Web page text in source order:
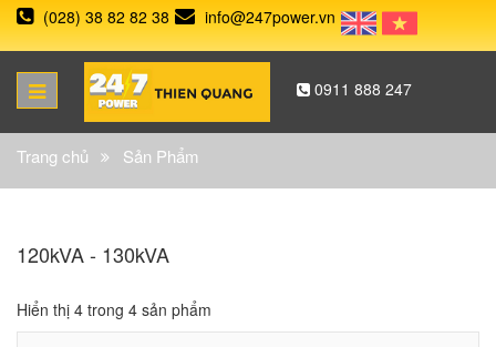
(028) 38 82 82 38 info@247power.vn
0911 888 247
Trang chủ Sản Phẩm
120kVA - 130kVA
Hiển thị 4 trong 4 sản phẩm